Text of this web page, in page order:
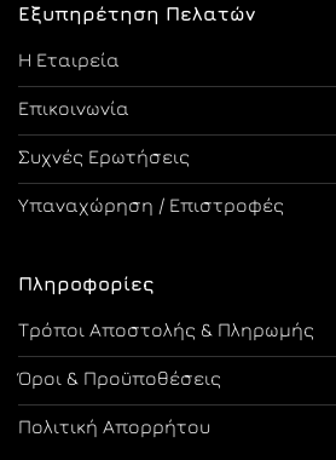
Εξυπηρέτηση Πελατών
Η Εταιρεία
Επικοινωνία
Συχνές Ερωτήσεις
Υπαναχώρηση / Επιστροφές
Πληροφορίες
Τρόποι Αποστολής & Πληρωμής
Όροι & Προϋποθέσεις
Πολιτική Απορρήτου